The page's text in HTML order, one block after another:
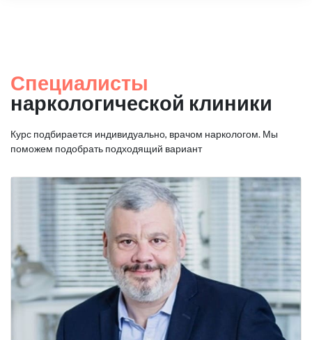
Специалисты
наркологической клиники
Курс подбирается индивидуально, врачом наркологом. Мы
поможем подобрать подходящий вариант